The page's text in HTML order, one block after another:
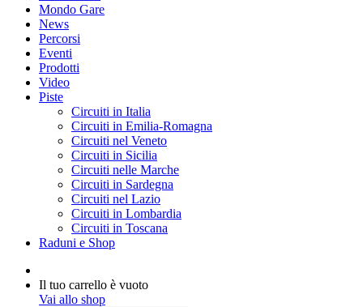
Mondo Gare
News
Percorsi
Eventi
Prodotti
Video
Piste
Circuiti in Italia
Circuiti in Emilia-Romagna
Circuiti nel Veneto
Circuiti in Sicilia
Circuiti nelle Marche
Circuiti in Sardegna
Circuiti nel Lazio
Circuiti in Lombardia
Circuiti in Toscana
Raduni e Shop
Visualizza
Carrello
Il tuo carrello è vuoto
Vai allo shop